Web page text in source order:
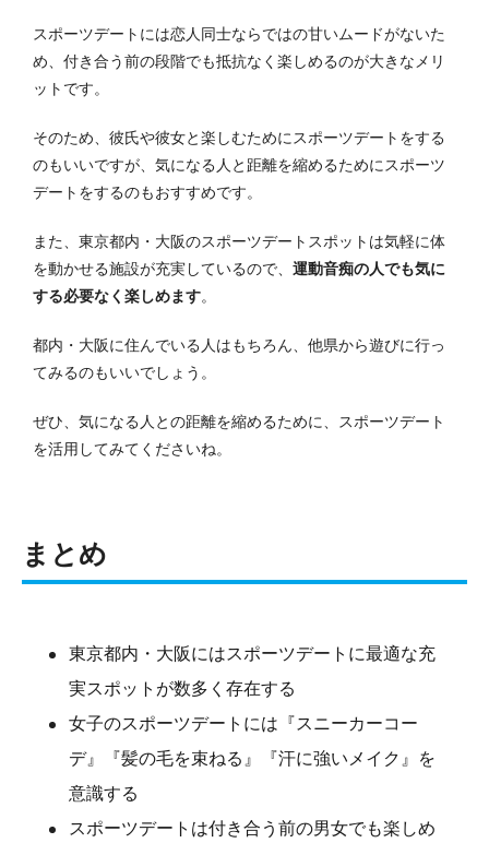
スポーツデートには恋人同士ならではの甘いムードがないた
め、付き合う前の段階でも抵抗なく楽しめるのが大きなメリ
ットです。
そのため、彼氏や彼女と楽しむためにスポーツデートをする
のもいいですが、気になる人と距離を縮めるためにスポーツ
デートをするのもおすすめです。
また、東京都内・大阪のスポーツデートスポットは気軽に体
を動かせる施設が充実しているので、 運動音痴の人でも気に
する必要なく楽しめます。
都内・大阪に住んでいる人はもちろん、他県から遊びに行っ
てみるのもいいでしょう。
ぜひ、気になる人との距離を縮めるために、スポーツデート
を活用してみてくださいね。
まとめ
東京都内・大阪にはスポーツデートに最適な充
実スポットが数多く存在する
女子のスポーツデートには『スニーカーコー
デ』『髪の毛を束ねる』『汗に強いメイク』を
意識する
スポーツデートは付き合う前の男女でも楽しめ